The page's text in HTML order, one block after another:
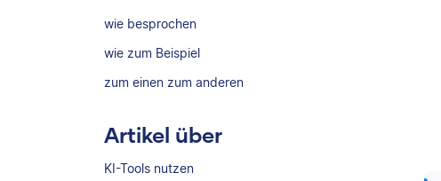
wie besprochen
wie zum Beispiel
zum einen zum anderen
Artikel über
KI-Tools nutzen